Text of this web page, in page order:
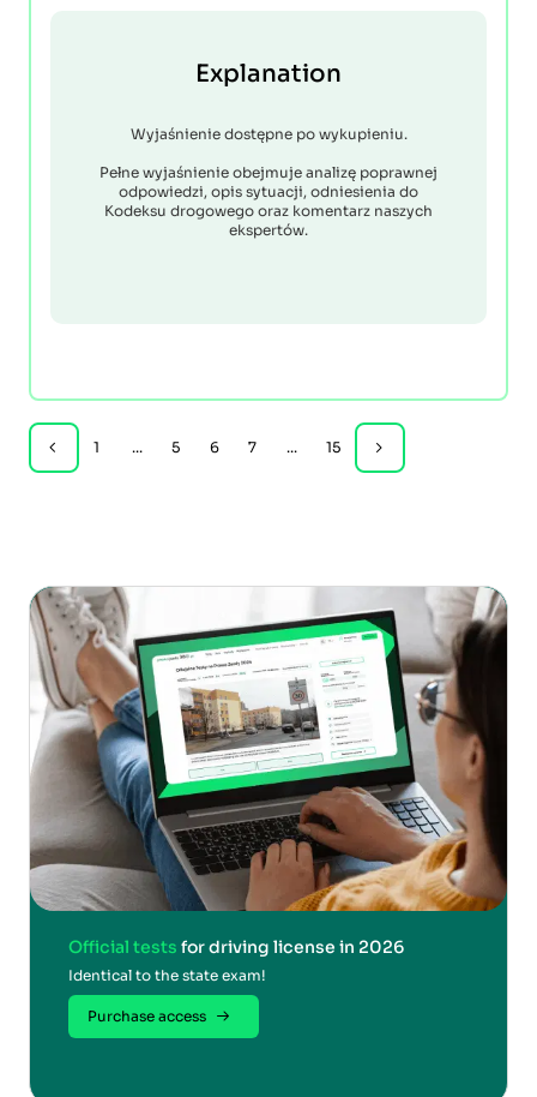
Explanation
Wyjaśnienie dostępne po wykupieniu.
Pełne wyjaśnienie obejmuje analizę poprawnej
odpowiedzi, opis sytuacji, odniesienia do
Kodeksu drogowego oraz komentarz naszych
ekspertów.
1 ... 5 6 7 ... 15
Official tests for driving license in 2026
Identical to the state exam!
Purchase access